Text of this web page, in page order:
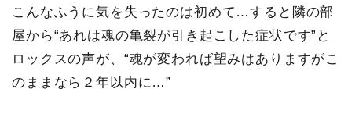
こんなふうに気を失ったのは初めて…すると隣の部
屋から“あれは魂の亀裂が引き起こした症状です”と
ロックスの声が、“魂が変われば望みはありますがこ
のままなら２年以内に…”